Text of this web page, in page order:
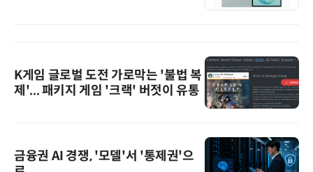
K게임 글로벌 도전 가로막는 '불법 복
제'... 패키지 게임 '크랙' 버젓이 유통
금융권 AI 경쟁, '모델'서 '통제권'으